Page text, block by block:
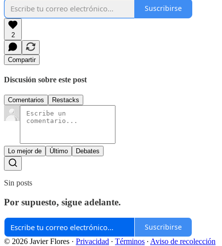
Suscribirse
2
Compartir
Discusión sobre este post
Comentarios Restacks
Lo mejor de Último Debates
Sin posts
Por supuesto, sigue adelante.
Suscribirse
© 2026 Javier Flores · Privacidad ∙ Términos ∙ Aviso de recolección